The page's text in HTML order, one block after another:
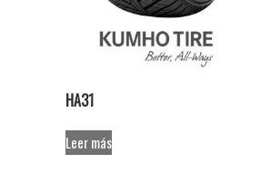
HA31
Leer más